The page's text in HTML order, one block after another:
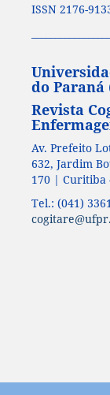
ISSN 2176-
do Paraná
Revista
Av. Prefeito
632, Jardim
170 | Curitiba
Tel.: (041)